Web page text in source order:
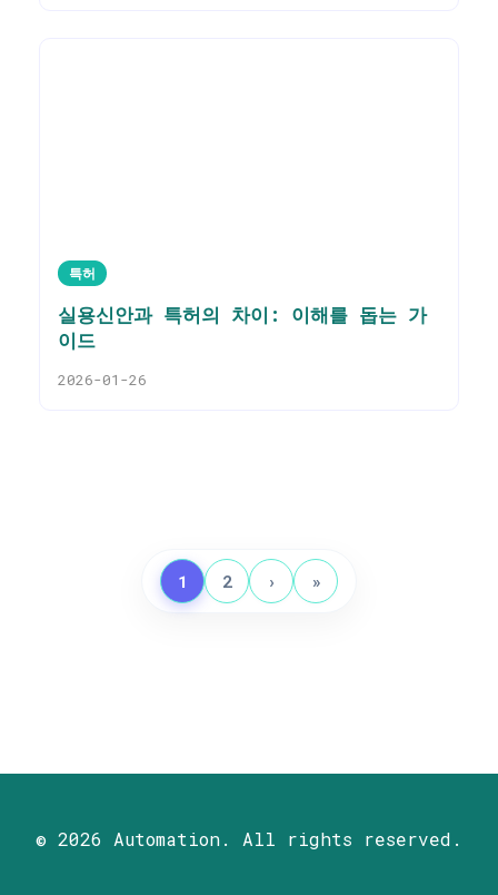
특허
실용신안과 특허의 차이: 이해를 돕는 가
이드
2026-01-26
1 2 › »
© 2026 Automation. All rights reserved.